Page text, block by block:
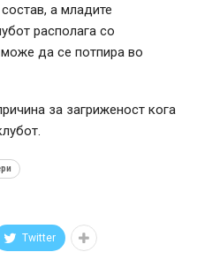
а младите
располага со
може да се потпира во
за загриженост кога
Twitter